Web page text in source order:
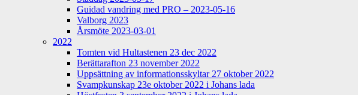
Guidad vandring med PRO – 2023-05-16
Valborg 2023
Årsmöte 2023-03-01
2022
Tomten vid Hultastenen 23 dec 2022
Berättarafton 23 november 2022
Uppsättning av informationsskyltar 27 oktober 2022
Svampkunskap 23e oktober 2022 i Johans lada